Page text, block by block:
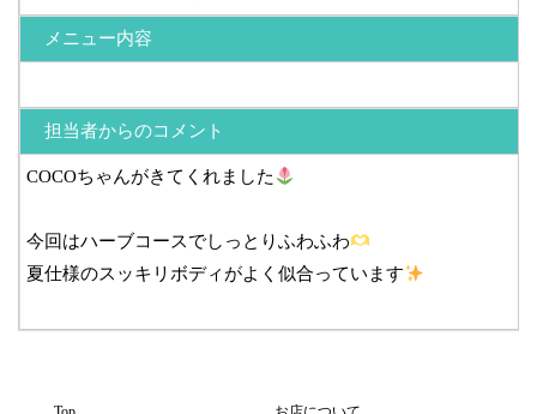
メニュー内容
担当者からのコメント
COCOちゃんがきてくれました
今回はハーブコースでしっとりふわふわ
夏仕様のスッキリボディがよく似合っています